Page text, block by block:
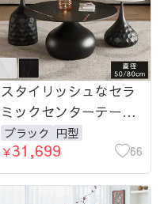
スタイリッシュなセラ
ミックセンターテーブ
ル｜モダンデザインの
コーヒーテーブル｜リ
ビングにぴったりな収
納付き机 hmsf-4663-
ブラック 円型
￥31,699 66